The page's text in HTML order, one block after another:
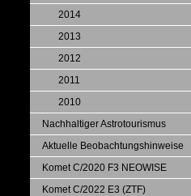
2014
2013
2012
2011
2010
Nachhaltiger Astrotourismus
Aktuelle Beobachtungshinweise
Komet C/2020 F3 NEOWISE
Komet C/2022 E3 (ZTF)